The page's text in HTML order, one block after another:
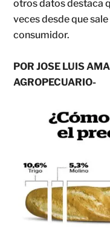
otros datos destaca
veces desde que
consumidor.
POR JOSE LUIS
AGROPECUARIO-